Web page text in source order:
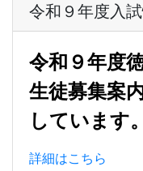
令和９年度入
令和９年度
生徒募集案
しています。
詳細はこちら